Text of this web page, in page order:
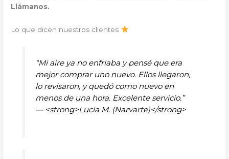
Llámanos.
Lo que dicen nuestros clientes
“Mi aire ya no enfriaba y pensé que era
mejor comprar uno nuevo. Ellos llegaron,
lo revisaron, y quedó como nuevo en
menos de una hora. Excelente servicio.”
— <strong>Lucía M. (Narvarte)</strong>